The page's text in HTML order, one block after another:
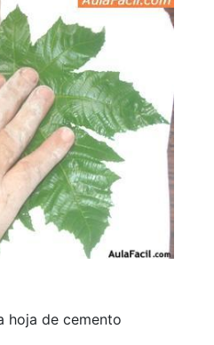
hoja de cemento